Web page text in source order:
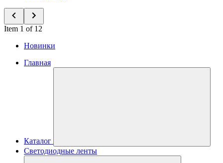
Item 1 of 12
Новинки
Главная
Каталог
Светодиодные ленты